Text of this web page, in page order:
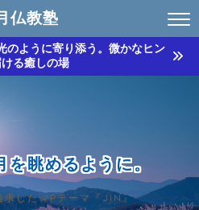
仏教塾
のように寄り添う。微かなヒン
ける癒しの場
眺めるように。
求したWPテーマ『JIN』